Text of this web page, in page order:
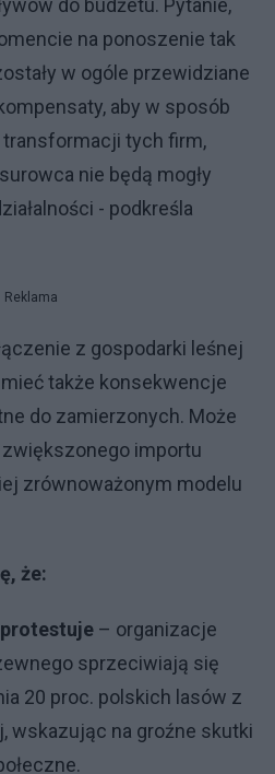
do budżetu. Pytanie,
na ponoszenie tak
w ogóle przewidziane
aby w sposób
tych firm,
nie będą mogły
- podkreśla
Reklama
z gospodarki leśnej
także konsekwencje
do zamierzonych. Może
importu
zrównoważonym modelu
że:
– organizacje
sprzeciwiają się
20 proc. polskich lasów z
wskazując na groźne skutki